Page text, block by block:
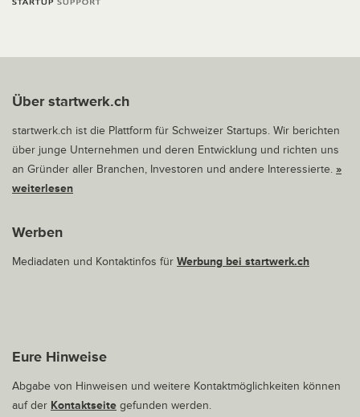
Über startwerk.ch
startwerk.ch ist die Plattform für Schweizer Startups. Wir berichten
über junge Unternehmen und deren Entwicklung und richten uns
an Gründer aller Branchen, Investoren und andere Interessierte. »
weiterlesen
Werben
Mediadaten und Kontaktinfos für Werbung bei startwerk.ch
Eure Hinweise
Abgabe von Hinweisen und weitere Kontaktmöglichkeiten können
auf der Kontaktseite gefunden werden.